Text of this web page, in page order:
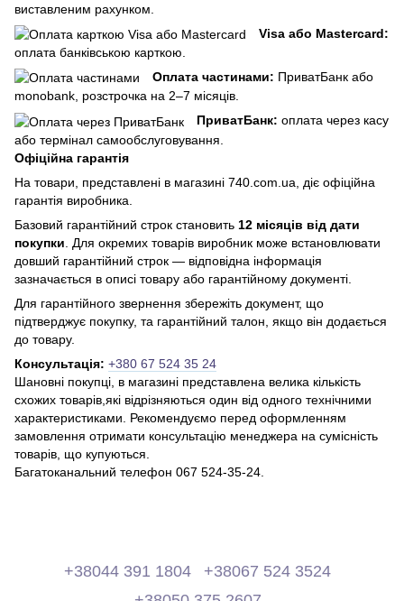
виставленим рахунком.
Visa або Mastercard:
оплата банківською карткою.
Оплата частинами: ПриватБанк або
monobank, розстрочка на 2–7 місяців.
ПриватБанк: оплата через касу
або термінал самообслуговування.
Офіційна гарантія
На товари, представлені в магазині 740.com.ua, діє офіційна
гарантія виробника.
Базовий гарантійний строк становить 12 місяців від дати
покупки . Для окремих товарів виробник може встановлювати
довший гарантійний строк — відповідна інформація
зазначається в описі товару або гарантійному документі.
Для гарантійного звернення збережіть документ, що
підтверджує покупку, та гарантійний талон, якщо він додається
до товару.
Консультація: +380 67 524 35 24
Шановні покупці, в магазині представлена ​​велика кількість
схожих товарів,які відрізняються один від одного технічними
характеристиками. Рекомендуємо перед оформленням
замовлення отримати консультацію менеджера на сумісність
товарів, що купуються.
Багатоканальний телефон 067 524-35-24.
+38044 391 1804
+38067 524 3524